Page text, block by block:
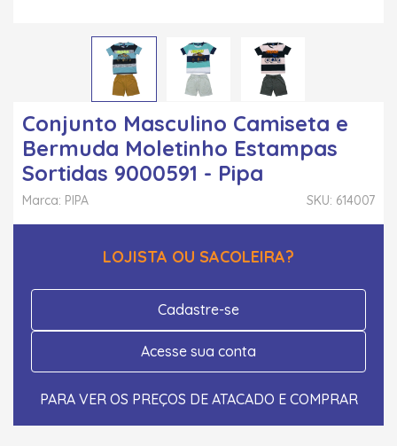
Conjunto Masculino Camiseta e
Bermuda Moletinho Estampas
Sortidas 9000591 - Pipa
SKU: 614007
Marca: PIPA
LOJISTA OU SACOLEIRA?
Cadastre-se
Acesse sua conta
PARA VER OS PREÇOS DE ATACADO E COMPRAR